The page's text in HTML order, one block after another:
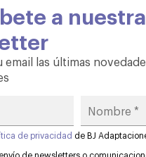
a nuestra
email las últimas
de privacidad de BJ